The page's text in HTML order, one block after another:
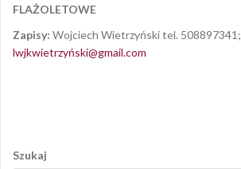
FLAŻOLETOWE
Zapisy: Wojciech Wietrzyński tel. 508897341;
lwjkwietrzyński@gmail.com
wpisu
Szukaj